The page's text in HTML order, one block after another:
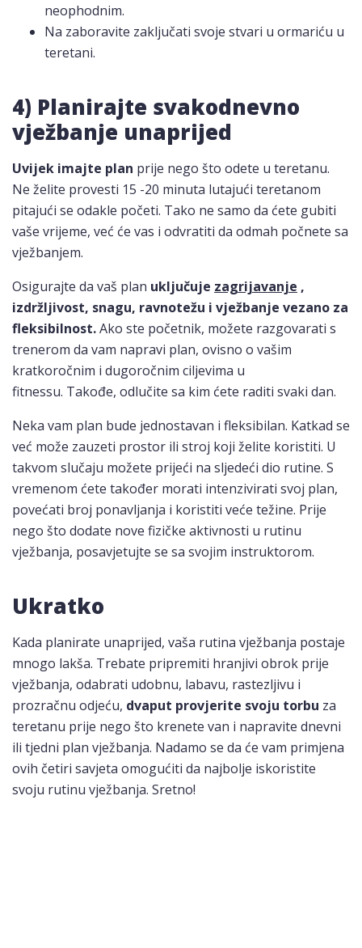
neophodnim.
Na zaboravite zaključati svoje stvari u ormariću u
teretani.
4) Planirajte svakodnevno
vježbanje unaprijed
Uvijek imajte plan prije nego što odete u teretanu.
Ne želite provesti 15 -20 minuta lutajući teretanom
pitajući se odakle početi. Tako ne samo da ćete gubiti
vaše vrijeme, već će vas i odvratiti da odmah počnete sa
vježbanjem.
Osigurajte da vaš plan uključuje zagrijavanje ,
izdržljivost, snagu, ravnotežu i vježbanje vezano za
fleksibilnost.Ako ste početnik, možete razgovarati s
trenerom da vam napravi plan, ovisno o vašim
kratkoročnim i dugoročnim ciljevima u
fitnessu. Takođe, odlučite sa kim ćete raditi svaki dan.
Neka vam plan bude jednostavan i fleksibilan. Katkad se
već može zauzeti prostor ili stroj koji želite koristiti. U
takvom slučaju možete prijeći na sljedeći dio rutine. S
vremenom ćete također morati intenzivirati svoj plan,
povećati broj ponavljanja i koristiti veće težine. Prije
nego što dodate nove fizičke aktivnosti u rutinu
vježbanja, posavjetujte se sa svojim instruktorom.
Ukratko
Kada planirate unaprijed, vaša rutina vježbanja postaje
mnogo lakša. Trebate pripremiti hranjivi obrok prije
vježbanja, odabrati udobnu, labavu, rastezljivu i
prozračnu odjeću, dvaput provjerite svoju torbu za
teretanu prije nego što krenete van i napravite dnevni
ili tjedni plan vježbanja. Nadamo se da će vam primjena
ovih četiri savjeta omogućiti da najbolje iskoristite
svoju rutinu vježbanja. Sretno!